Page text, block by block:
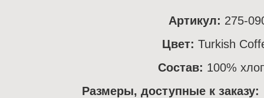
Артикул: 275-
Цвет: Turkish
Состав: 100%
Размеры, доступные к заказу: